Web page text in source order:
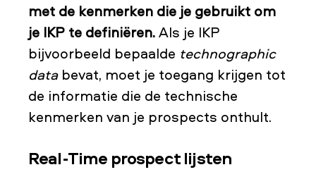
met de kenmerken die je gebruikt om
je IKP te definiëren.Als je IKP
bijvoorbeeld bepaalde technographic
databevat, moet je toegang krijgen tot
de informatie die de technische
kenmerken van je prospects onthult.
Real-Time prospect lijsten